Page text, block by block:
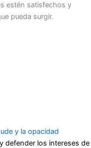
estén satisfechos y
pueda surgir.
y la opacidad
defender los intereses de